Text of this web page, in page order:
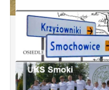
Spotkanie
budowy ulic
Kociewska,